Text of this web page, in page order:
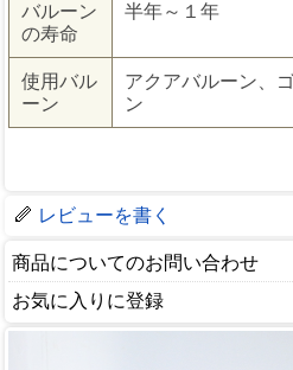
バルーン
の寿命
半年～１年
使用バル
ーン
アクアバルーン、
ン
レビューを書く
商品についてのお問い合わせ
お気に入りに登録